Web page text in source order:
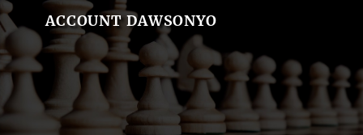
ACCOUNT DAWSONYO